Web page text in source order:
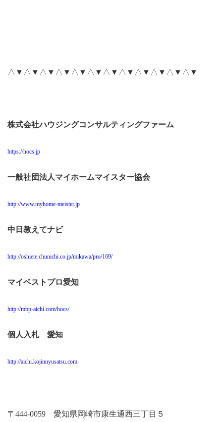
△▼△▼△▼△▼△▼△▼△▼△▼△▼△▼△▼△▼
株式会社ハウジングコンサルティングファーム
https://hocs.jp
一般社団法人マイホームマイスター協会
http://www.myhome-meister.jp
中日教えてナビ
http://oshiete.chunichi.co.jp/mikawa/pro/169/
マイベストプロ愛知
http://mbp-aichi.com/hocs/
個人入札 愛知
http://aichi.kojinnyusatsu.com
〒 444-0059 愛知県岡崎市康生通西三丁目５